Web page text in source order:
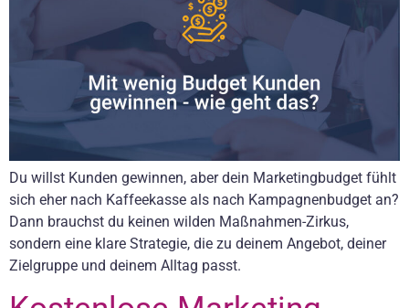
Du willst Kunden gewinnen, aber dein Marketingbudget fühlt
sich eher nach Kaffeekasse als nach Kampagnenbudget an?
Dann brauchst du keinen wilden Maßnahmen-Zirkus,
sondern eine klare Strategie, die zu deinem Angebot, deiner
Zielgruppe und deinem Alltag passt.